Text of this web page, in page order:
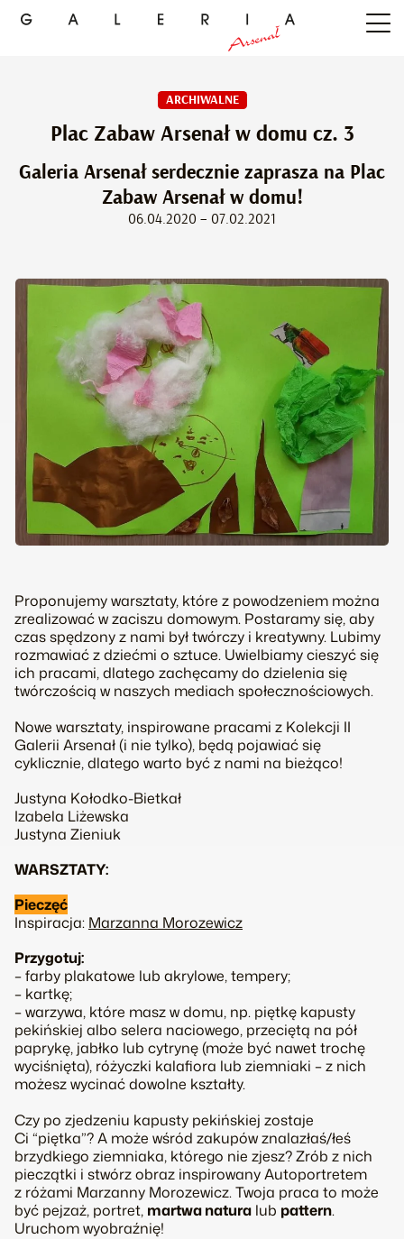
ARCHIWALNE
Plac Zabaw Arsenał w domu cz. 3
Galeria Arsenał serdecznie zaprasza na Plac
Zabaw Arsenał w domu!
06.04.2020 – 07.02.2021
Proponujemy warsztaty, które z powodzeniem można
zrealizować w zaciszu domowym. Postaramy się, aby
czas spędzony z nami był twórczy i kreatywny. Lubimy
rozmawiać z dziećmi o sztuce. Uwielbiamy cieszyć się
ich pracami, dlatego zachęcamy do dzielenia się
twórczością w naszych mediach społecznościowych.
Nowe warsztaty, inspirowane pracami z Kolekcji II
Galerii Arsenał (i nie tylko), będą pojawiać się
cyklicznie, dlatego warto być z nami na bieżąco!
Justyna Kołodko-Bietkał
Izabela Liżewska
Justyna Zieniuk
WARSZTATY:
Pieczęć
Inspiracja: Marzanna Morozewicz
Przygotuj:
– farby plakatowe lub akrylowe, tempery;
– kartkę;
– warzywa, które masz w domu, np. piętkę kapusty
pekińskiej albo selera naciowego, przeciętą na pół
paprykę, jabłko lub cytrynę (może być nawet trochę
wyciśnięta), różyczki kalafiora lub ziemniaki – z nich
możesz wycinać dowolne kształty.
Czy po zjedzeniu kapusty pekińskiej zostaje
Ci “piętka”? A może wśród zakupów znalazłaś/łeś
brzydkiego ziemniaka, którego nie zjesz? Zrób z nich
pieczątki i stwórz obraz inspirowanyAutoportretem
z różami Marzanny Morozewicz. Twoja praca to może
być pejzaż, portret, martwa natura lub pattern.
Uruchom wyobraźnię!